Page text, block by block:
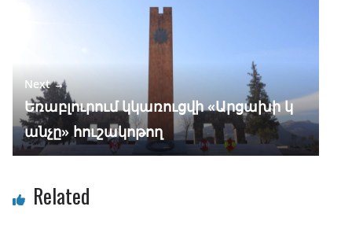
Next →
Եռաբլուրում կկառուցվի «Արցախի կ
անչը» հուշակոթող
Related